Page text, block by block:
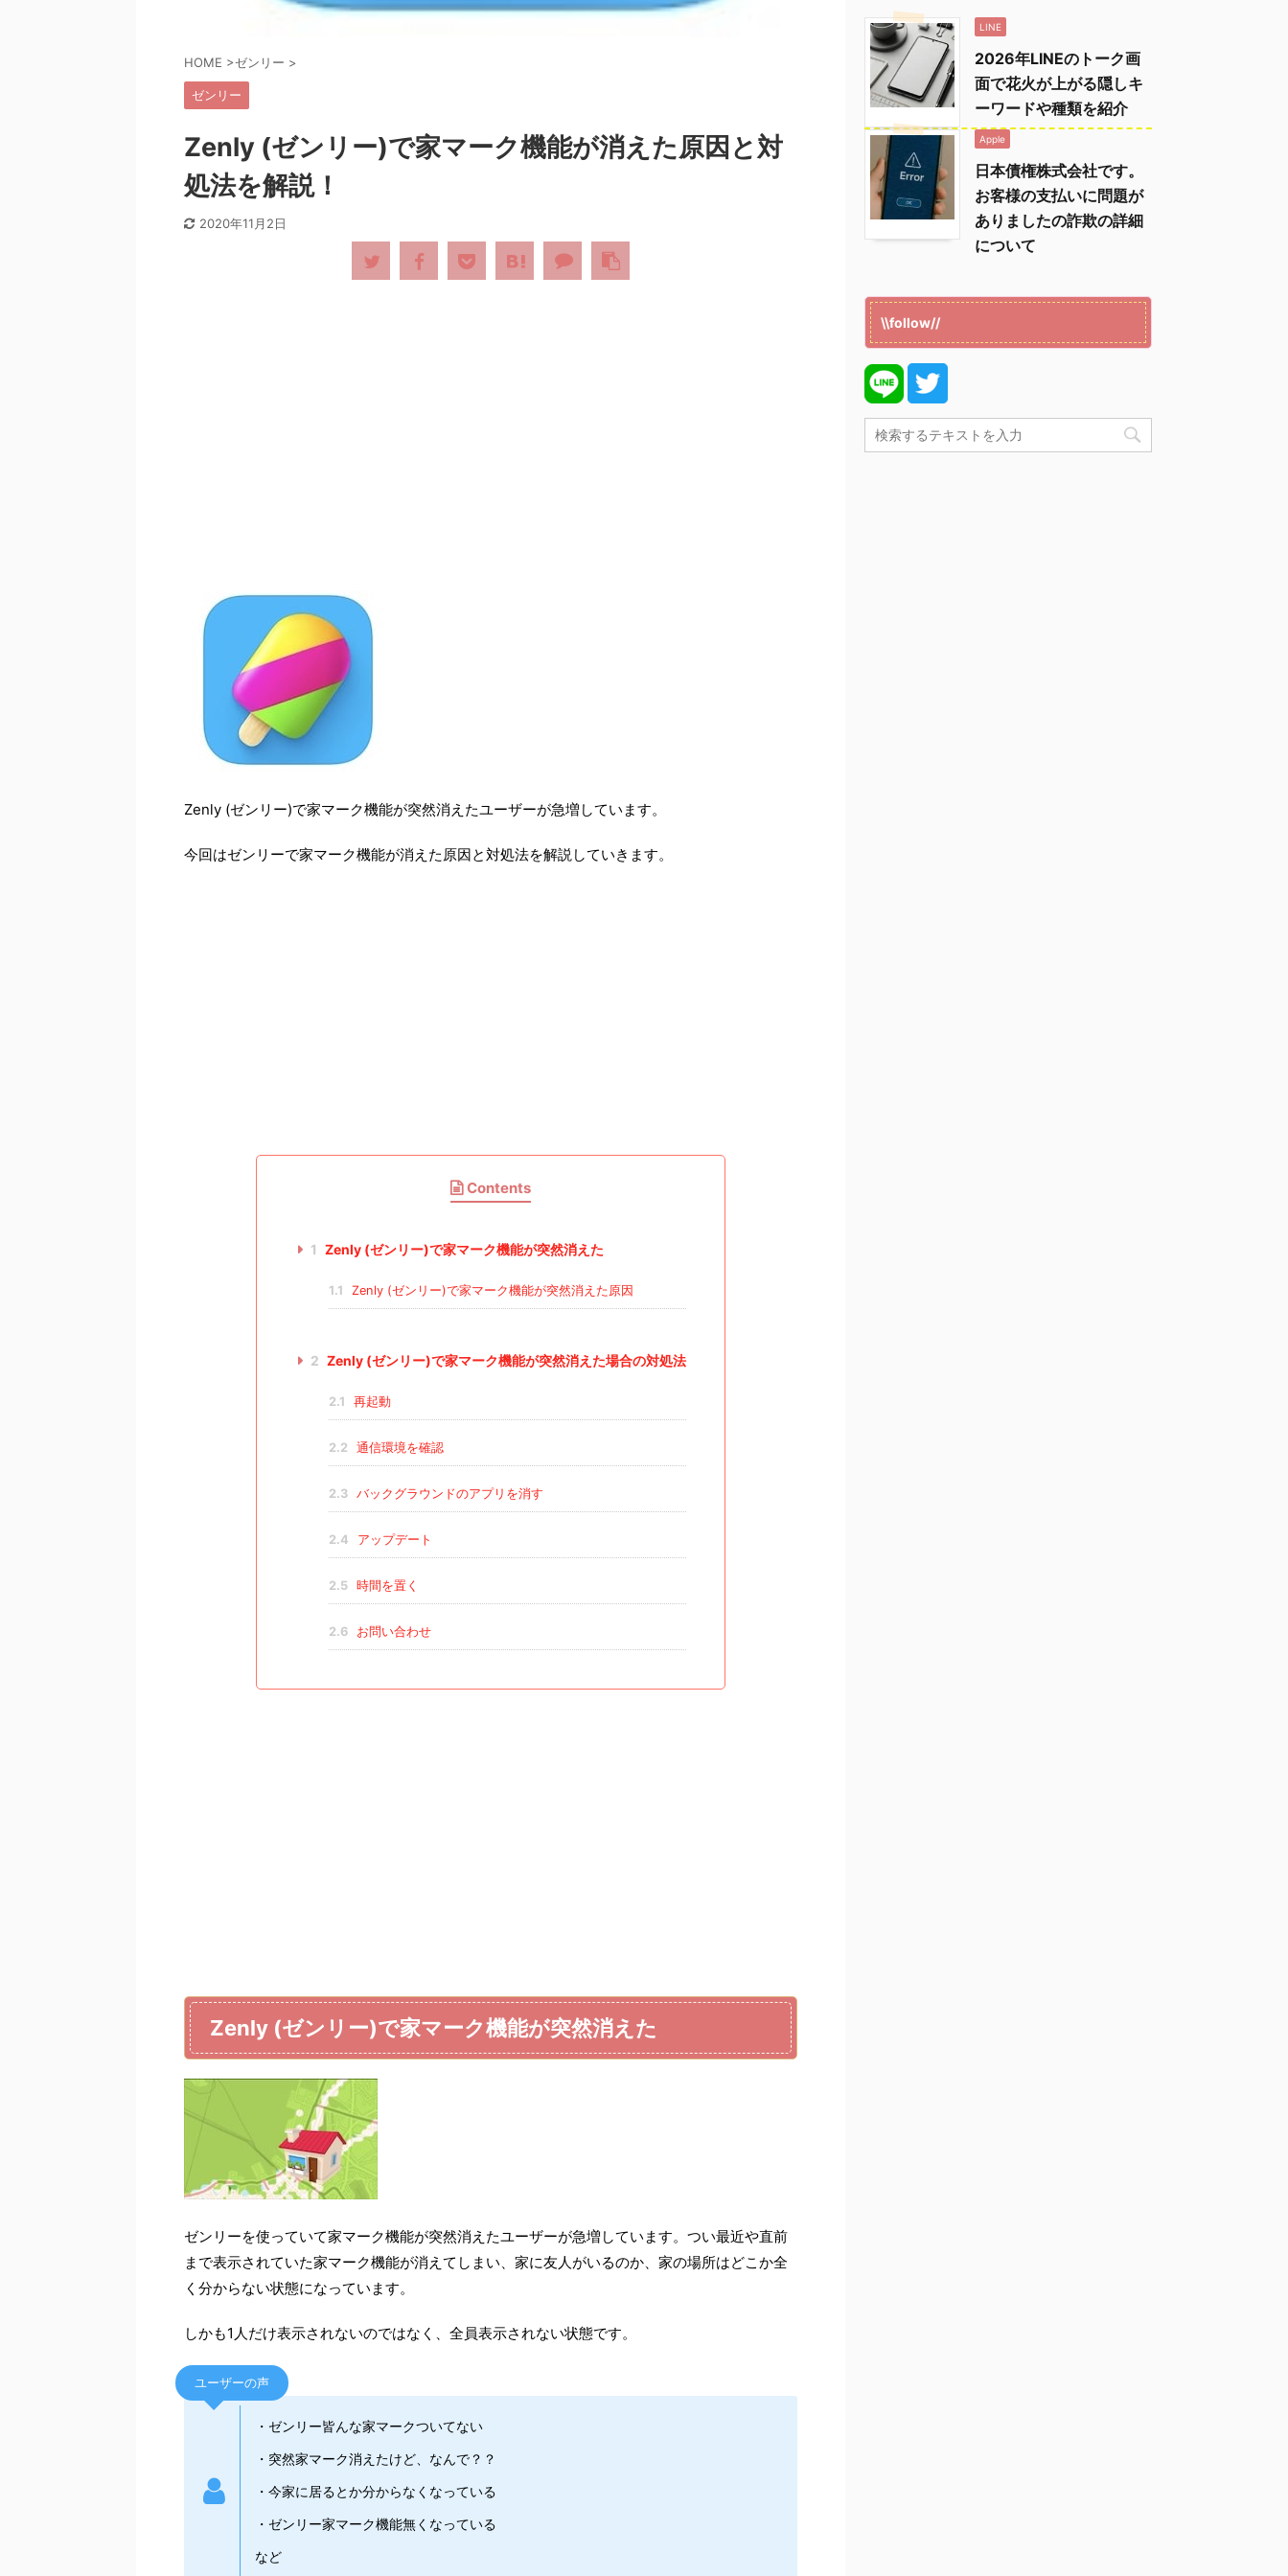
HOME >ゼンリー >
ゼンリー
Zenly (ゼンリー)で家マーク機能が消えた原因と対
処法を解説！
2020年11月2日
Zenly (ゼンリー)で家マーク機能が突然消えたユーザーが急増しています。
今回はゼンリーで家マーク機能が消えた原因と対処法を解説していきます。
Contents
1 Zenly (ゼンリー)で家マーク機能が突然消えた
1.1 Zenly (ゼンリー)で家マーク機能が突然消えた原因
2 Zenly (ゼンリー)で家マーク機能が突然消えた場合の対処法
2.1 再起動
2.2 通信環境を確認
2.3 バックグラウンドのアプリを消す
2.4 アップデート
2.5 時間を置く
2.6 お問い合わせ
Zenly (ゼンリー)で家マーク機能が突然消えた
ゼンリーを使っていて家マーク機能が突然消えたユーザーが急増しています。つい最近や直前
まで表示されていた家マーク機能が消えてしまい、家に友人がいるのか、家の場所はどこか全
く分からない状態になっています。
しかも1人だけ表示されないのではなく、全員表示されない状態です。
ユーザーの声
・ゼンリー皆んな家マークついてない
・突然家マーク消えたけど、なんで？？
・今家に居るとか分からなくなっている
・ゼンリー家マーク機能無くなっている
など
LINE
2026年LINEのトーク画
面で花火が上がる隠しキ
ーワードや種類を紹介
Apple
日本債権株式会社です。
お客様の支払いに問題が
ありましたの詐欺の詳細
について
\\follow//